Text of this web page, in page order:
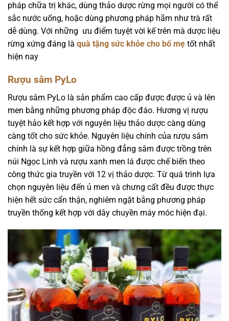
pháp chữa trị khác, dùng thảo dược rừng mọi người có thể
sắc nước uống, hoặc dùng phương pháp hãm như trà rất
dễ dùng. Với những ưu điểm tuyệt vời kế trên mà dược liệu
rừng xứng đáng là quà tặng sức khỏe cho bố mẹ tốt nhất
hiện nay
Rượu sâm PyLo
Rượu sâm PyLo là sản phẩm cao cấp được được ủ và lên
men bằng những phương pháp độc đáo. Hương vị rượu
tuyệt hảo kết hợp với nguyên liệu thảo dược càng dùng
càng tốt cho sức khỏe. Nguyên liệu chính của rượu sâm
chính là sự kết hợp giữa hồng đẳng sâm được trồng trên
núi Ngọc Linh và rượu xanh men lá được chế biến theo
công thức gia truyền với 12 vị thảo dược. Từ quá trình lựa
chọn nguyên liệu đến ủ men và chưng cất đều được thực
hiện hết sức cẩn thận, nghiêm ngặt bằng phương pháp
truyền thống kết hợp với dây chuyền máy móc hiện đại.